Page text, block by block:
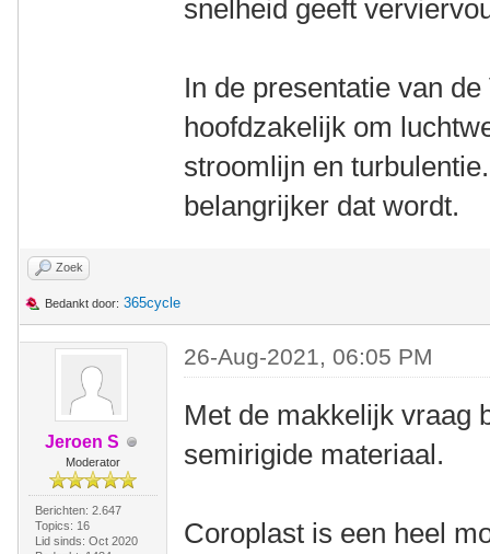
snelheid geeft
In de presentatie van
hoofdzakelijk om
stroomlijn en
belangrijker dat wordt.
Zoek
Bedankt door: 365cycle
Jeroen S
Moderator
Berichten: 2.647
Topics: 16
Lid sinds: Oct 2020
26-Aug-2021, 06:05 PM
Met de makkelijk vraag
semirigide materiaal.
Coroplast is een heel